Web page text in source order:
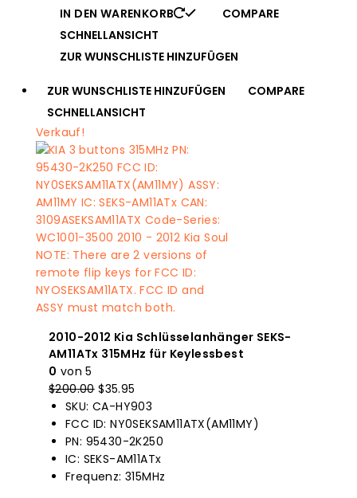
IN DEN WARENKORB
COMPARE
SCHNELLANSICHT
ZUR WUNSCHLISTE HINZUFÜGEN
ZUR WUNSCHLISTE HINZUFÜGEN
COMPARE
SCHNELLANSICHT
Verkauf!
2010-2012 Kia Schlüsselanhänger SEKS-
AM11ATx 315MHz für Keylessbest
0 von 5
$200.00 Der
Originalpreis
war:
$200.00.
$35.95
aktuelle
Preis
ist:
$35.95.
SKU: CA-HY903
FCC ID: NY0SEKSAM11ATX(AM11MY)
PN: 95430-2K250
IC: SEKS-AM11ATx
Frequenz: 315MHz